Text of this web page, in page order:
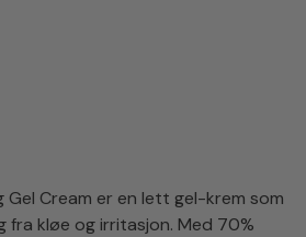
Gel Cream er en lett gel-krem som
fra kløe og irritasjon. Med 70%